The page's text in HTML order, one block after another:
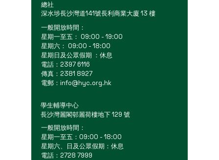
總社
深水埗長沙灣道141號長利商業大廈 13 樓
一般開放時間：
星期一至五： 09:00 - 19:00
星期六： 09:00 - 18:00
星期日及公眾假期 ：休息
電話：2397 6116
傳真：2381 8927
電郵： info@hyc.org.hk
學生輔導中心
長沙灣麗閣邨麗荷樓地下 129 號
一般開放時間：
星期一至五：09:00 - 18:00
星期六、日及公眾假期：休息
電話：2728 7999